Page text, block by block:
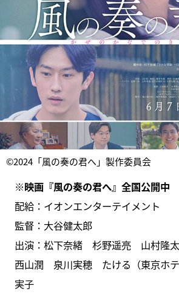
©2024「風の奏の君へ」製作委員会
※映画『風の奏の君へ』全国公開中
配給：イオンエンターテイメント
監督：大谷健太郎
出演：松下奈緒 杉野遥亮 山村隆
西山潤 泉川実穂 たける（東京ホ
実子